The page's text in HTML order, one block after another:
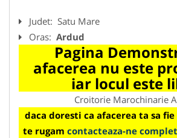
Judet: Satu Mare
Oras: Ardud
Pagina
afacerea nu este
iar locul este
Croitorie Marochinarie
daca doresti ca afacerea ta sa
te rugam contacteaza-ne